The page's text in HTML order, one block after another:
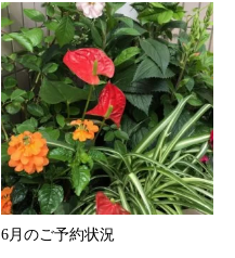
6月のご予約状況